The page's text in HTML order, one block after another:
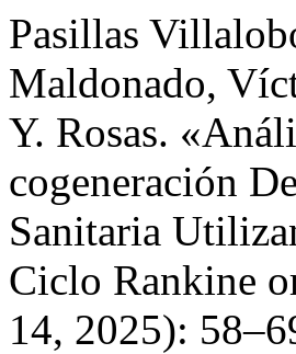
Pasillas
Maldonado,
Y. Rosas.
cogeneración
Sanitaria
Ciclo Rankine
14, 2025):